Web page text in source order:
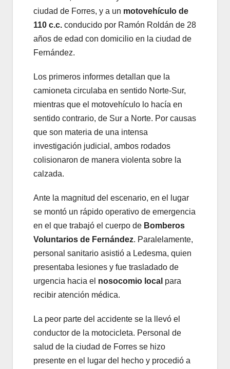
ciudad de Forres, y a un motovehículo de
110 c.c. conducido por Ramón Roldán de 28
años de edad con domicilio en la ciudad de
Fernández.
Los primeros informes detallan que la
camioneta circulaba en sentido Norte-Sur,
mientras que el motovehículo lo hacía en
sentido contrario, de Sur a Norte. Por causas
que son materia de una intensa
investigación judicial, ambos rodados
colisionaron de manera violenta sobre la
calzada.
Ante la magnitud del escenario, en el lugar
se montó un rápido operativo de emergencia
en el que trabajó el cuerpo de Bomberos
Voluntarios de Fernández. Paralelamente,
personal sanitario asistió a Ledesma, quien
presentaba lesiones y fue trasladado de
urgencia hacia el nosocomio local para
recibir atención médica.
La peor parte del accidente se la llevó el
conductor de la motocicleta. Personal de
salud de la ciudad de Forres se hizo
presente en el lugar del hecho y procedió a